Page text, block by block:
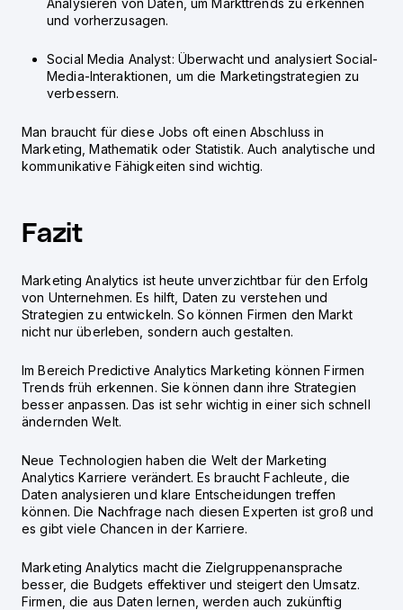
Analysieren von Daten, um Markttrends zu erkennen
und vorherzusagen.
Social Media Analyst: Überwacht und analysiert Social-
Media-Interaktionen, um die Marketingstrategien zu
verbessern.
Man braucht für diese Jobs oft einen Abschluss in
Marketing, Mathematik oder Statistik. Auch analytische und
kommunikative Fähigkeiten sind wichtig.
Fazit
Marketing Analytics ist heute unverzichtbar für den Erfolg
von Unternehmen. Es hilft, Daten zu verstehen und
Strategien zu entwickeln. So können Firmen den Markt
nicht nur überleben, sondern auch gestalten.
Im BereichPredictive Analytics Marketing können Firmen
Trends früh erkennen. Sie können dann ihre Strategien
besser anpassen. Das ist sehr wichtig in einer sich schnell
ändernden Welt.
Neue Technologien haben die Welt der Marketing
Analytics Karriere verändert. Es braucht Fachleute, die
Daten analysieren und klare Entscheidungen treffen
können. Die Nachfrage nach diesen Experten ist groß und
es gibt viele Chancen in der Karriere.
Marketing Analytics macht die Zielgruppenansprache
besser, die Budgets effektiver und steigert den Umsatz.
Firmen, die aus Daten lernen, werden auch zukünftig